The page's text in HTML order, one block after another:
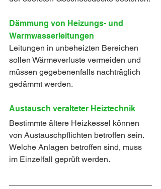
Dämmung von Heizungs- und
Warmwasserleitungen
Leitungen in unbeheizten Bereichen
sollen Wärmeverluste vermeiden und
müssen gegebenenfalls nachträglich
gedämmt werden.
Austausch veralteter Heiztechnik
Bestimmte ältere Heizkessel können
von Austauschpflichten betroffen sein.
Welche Anlagen betroffen sind, muss
im Einzelfall geprüft werden.